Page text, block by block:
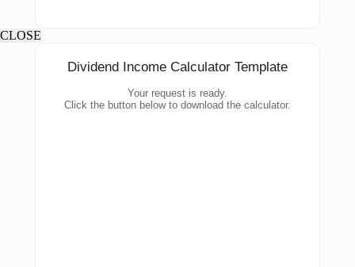
CLOSE
Dividend Income Calculator Template
Your request is ready.
Click the button below to download the calculator.